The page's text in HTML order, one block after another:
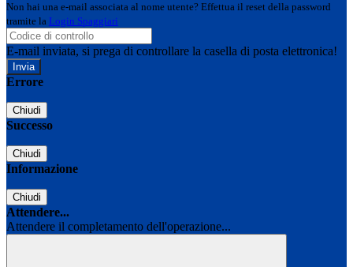
Non hai una e-mail associata al nome utente? Effettua il reset della password
tramite la Login Spaggiari
E-mail inviata, si prega di controllare la casella di posta elettronica!
Errore
Chiudi
Successo
Chiudi
Informazione
Chiudi
Attendere...
Attendere il completamento dell'operazione...